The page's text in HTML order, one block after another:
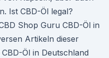
Ist CBD-Öl legal?
Shop Guru CBD-Öl in
Artikeln dieser
Öl in Deutschland